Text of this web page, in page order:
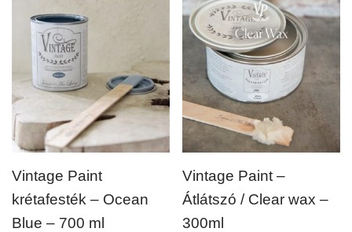
Vintage Paint
krétafesték – Ocean
Blue – 700 ml
Vintage Paint –
Átlátszó / Clear wax –
300ml